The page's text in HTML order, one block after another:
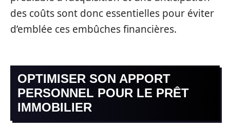
des coûts sont donc essentielles pour éviter
d’emblée ces embûches financières.
OPTIMISER SON APPORT
PERSONNEL POUR LE PRÊT
IMMOBILIER